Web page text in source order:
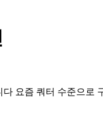
요즘 쿼터 수준으